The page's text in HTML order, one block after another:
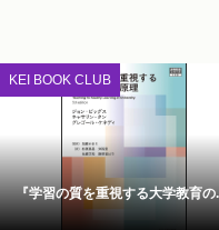
KEI BOOK CLUB
『学習の質を重視する大学教育の